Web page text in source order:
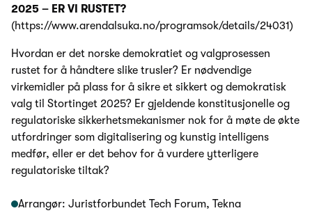
2025 – ER VI RUSTET?
(https://www.arendalsuka.no/programsok/details/24031)
Hvordan er det norske demokratiet og valgprosessen
rustet for å håndtere slike trusler? Er nødvendige
virkemidler på plass for å sikre et sikkert og demokratisk
valg til Stortinget 2025? Er gjeldende konstitusjonelle og
regulatoriske sikkerhetsmekanismer nok for å møte de økte
utfordringer som digitalisering og kunstig intelligens
medfør, eller er det behov for å vurdere ytterligere
regulatoriske tiltak?
Arrangør: Juristforbundet Tech Forum, Tekna